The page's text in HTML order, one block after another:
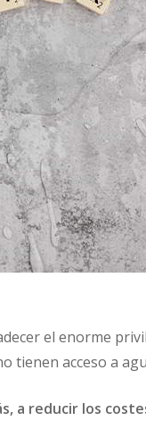
el enorme
tienen acceso a
a reducir los